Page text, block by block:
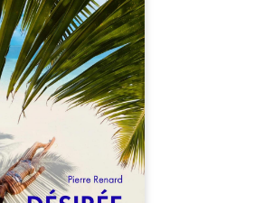
Pierre, jeune retraité,
qu’il est devenu une
femme métissée de
ans. À peine a-t-il
à apprivoiser ce
corps qu’Ange surgit
sa vie et fait vaciller
ses certitudes. Entre
est immédiate,
jusqu’à ce qu’un
familial fasse planer
: et s’ils étaient
demi-frère et ...